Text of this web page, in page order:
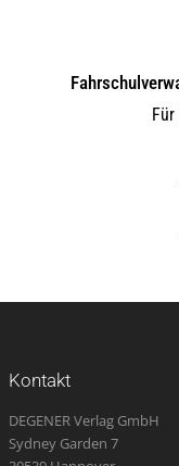
Kontakt
DEGENER Verlag GmbH
Sydney Garden 7